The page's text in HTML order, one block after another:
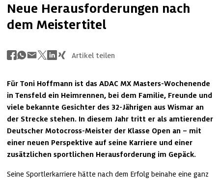
Neue Herausforderungen nach
dem Meistertitel
Artikel teilen
Für Toni Hoffmann ist das ADAC MX Masters-Wochenende
in Tensfeld ein Heimrennen, bei dem Familie, Freunde und
viele bekannte Gesichter des 32-Jährigen aus Wismar an
der Strecke stehen. In diesem Jahr tritt er als amtierender
Deutscher Motocross-Meister der Klasse Open an – mit
einer neuen Perspektive auf seine Karriere und einer
zusätzlichen sportlichen Herausforderung im Gepäck.
Seine Sportlerkarriere hätte nach dem Erfolg beinahe eine ganz